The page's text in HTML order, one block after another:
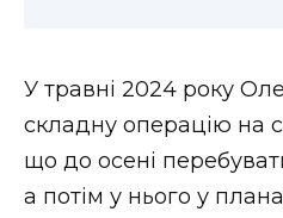
ВІДЕО
У травні 2024 року
складну операцію на
що до осені
а потім у нього у